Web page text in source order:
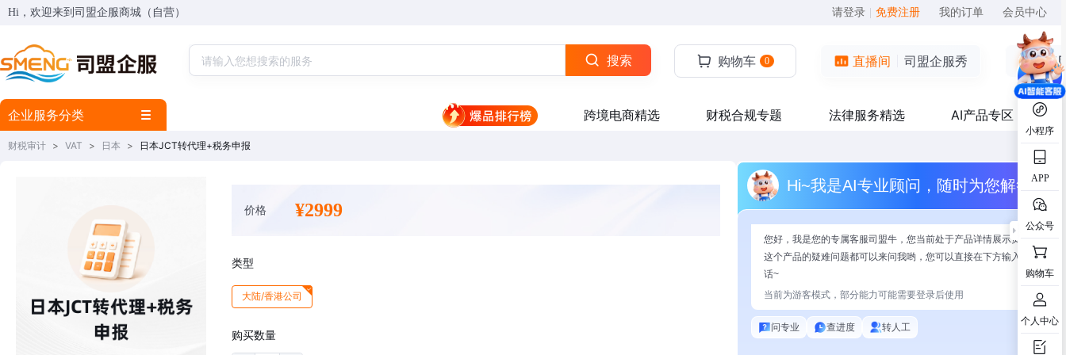
Hi，欢迎来到司盟企服商城（自营） 请登录 免费注册 我的订单 会员中心
小程序
APP
公众号
购物车
个人中心
搜索 购物车 0 直播间 司盟企服秀
企业服务分类 跨境电商精选 财税合规专题 法律服务精选 AI产品专区
财税审计 > VAT > 日本 > 日本JCT转代理+税务申报
价格 ¥2999
类型
大陆/香港公司
购买数量
Hi~我是AI专业顾问，随时为您解答
您好，我是您的专属客服司盟牛，您当前处于产品详情展示页面，有关
这个产品的疑难问题都可以来问我哟，您可以直接在下方输入问题开始
话~
当前为游客模式，部分能力可能需要登录后使用
问专业 查进度 转人工